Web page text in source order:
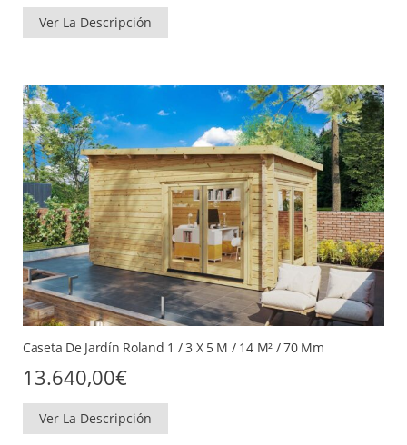
Ver La Descripción
Caseta De Jardín Roland 1 / 3 X 5 M / 14 M² / 70 Mm
13.640,00€
Ver La Descripción